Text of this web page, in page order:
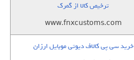
ترخیص کالا از گمرک
www.fnxcustoms.com
خرید سی پی کالاف دیوتی موبایل ارزان